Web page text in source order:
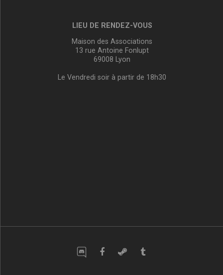
LIEU DE RENDEZ-VOUS
Maison des Associations
13 rue Antoine Fonlupt
69008 Lyon
Le Vendredi soir à partir de 18h30